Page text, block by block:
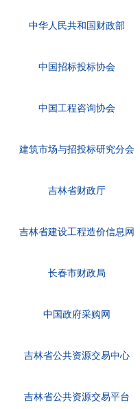
中华人民共和国财政部
中国招标投标协会
中国工程咨询协会
建筑市场与招投标研究分会
吉林省财政厅
吉林省建设工程造价信息网
长春市财政局
中国政府采购网
吉林省公共资源交易中心
吉林省公共资源交易平台